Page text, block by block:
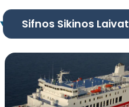
Sifnos Sikinos Laivat